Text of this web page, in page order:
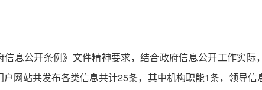
息公开条例》文件精神要求，结合政府信息公开工作实
网站共发布各类信息共计25条，其中机构职能1条，领导